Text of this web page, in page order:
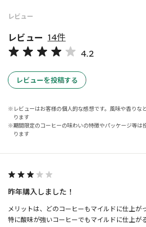
レビュー
レビュー 14件
4.2
レビューを投稿する
レビューはお客様の個人的な感想です。風味や香りな
ります
期間限定のコーヒーの味わいの特徴やパッケージ等は
ります
昨年購入しました！
メリットは、どのコーヒーもマイルドに仕上が
特に酸味が強いコーヒーでもマイルドに仕上が